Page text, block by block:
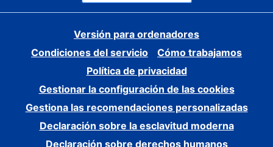
Versión para ordenadores
Condiciones del servicio
Cómo trabajamos
Política de privacidad
Gestionar la configuración de las cookies
Gestiona las recomendaciones personalizadas
Declaración sobre la esclavitud moderna
Declaración sobre derechos humanos